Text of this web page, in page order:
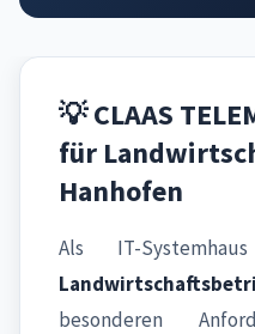
💡 CLAAS
für
Hanhofen
Als IT-
besonderen